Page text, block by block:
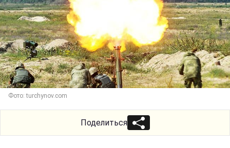
Фото: turchynov.com
Поделиться